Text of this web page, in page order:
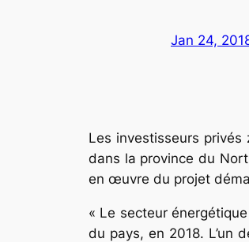
Jan 24,
Les investisseurs
dans la province du
en œuvre du projet
« Le secteur
du pays, en 2018. L’un